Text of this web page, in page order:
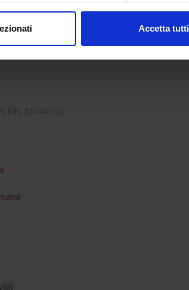
sui cookie.
Accetta tutti